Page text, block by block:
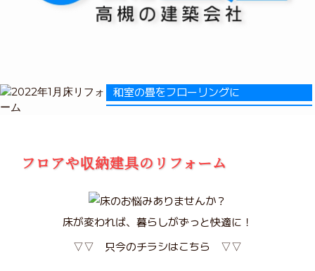
和室の畳をフローリングに
フロアや収納建具のリフォーム
床が変われば、暮らしがずっと快適に！
▽▽ 只今のチラシはこちら ▽▽